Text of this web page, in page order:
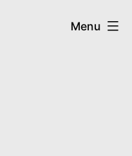
Menu